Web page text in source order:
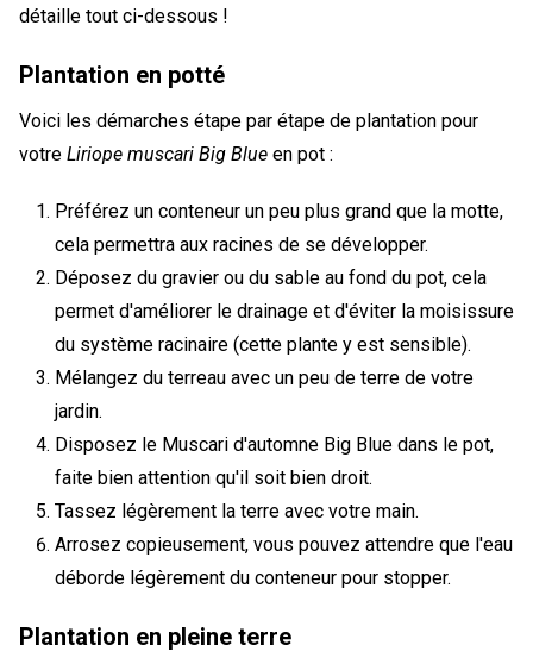
détaille tout ci-dessous !
Plantation en potté
Voici les démarches étape par étape de plantation pour
votre Liriope muscari Big Blue en pot :
Préférez un conteneur un peu plus grand que la motte,
cela permettra aux racines de se développer.
Déposez du gravier ou du sable au fond du pot, cela
permet d'améliorer le drainage et d'éviter la moisissure
du système racinaire (cette plante y est sensible).
Mélangez du terreau avec un peu de terre de votre
jardin.
Disposez le Muscari d'automne Big Blue dans le pot,
faite bien attention qu'il soit bien droit.
Tassez légèrement la terre avec votre main.
Arrosez copieusement, vous pouvez attendre que l'eau
déborde légèrement du conteneur pour stopper.
Plantation en pleine terre